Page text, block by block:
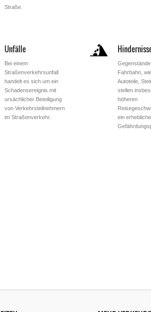
Straße.
Unfälle
Bei einem
Straßenverkehrsunfall
handelt es sich um ein
Schadensereignis mit
ursächlicher Beteiligung
von Verkehrsteilnehmern
im Straßenverkehr.
Fahrbahn,
Autoteile,
stellen
höheren
ein